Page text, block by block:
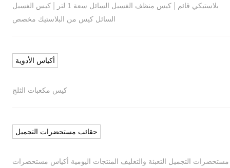
بلاستيكي قائم
|كيس منظف الغسيل السائل سعة 1 لتر |كيس الغسيل
السائل كيس من البلاستيك مخصص
أكياس الأدوية
كيس مكعبات الثلج
حقائب مستحضرات التجميل
مستحضرات التجميل التعبئة والتغليف المنتجات اليومية أكياس مستحضرات